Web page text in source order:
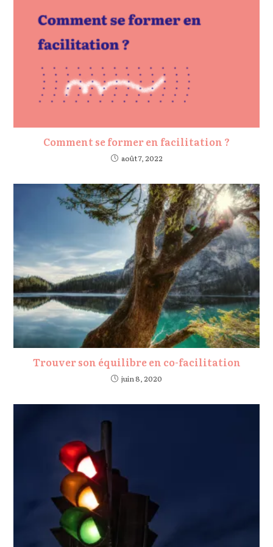
Comment se former en facilitation ?
août 7, 2022
Trouver son équilibre en co-facilitation
juin 8, 2020